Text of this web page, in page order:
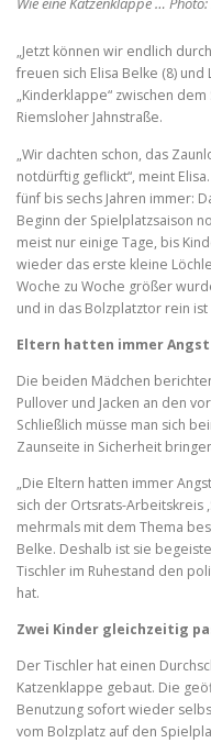
„Jetzt können wir endlich
freuen sich Elisa Belke (8)
„Kinderklappe“ zwischen
Riemsloher Jahnstraße.
„Wir dachten schon, das
notdürftig geflickt“, meint
fünf bis sechs Jahren immer:
Beginn der Spielplatzsaison
meist nur einige Tage, bis
wieder das erste kleine
Woche zu Woche größer
und in das Bolzplatztor rein
Eltern hatten immer
Die beiden Mädchen
Pullover und Jacken an den
Schließlich müsse man sich
Zaunseite in Sicherheit
„Die Eltern hatten immer
sich der Ortsrats-Arbeitskreis
mehrmals mit dem Thema
Belke. Deshalb ist sie
Tischler im Ruhestand den
hat.
Zwei Kinder gleichzeitig
Der Tischler hat einen
Katzenklappe gebaut. Die
Benutzung sofort wieder
vom Bolzplatz auf den